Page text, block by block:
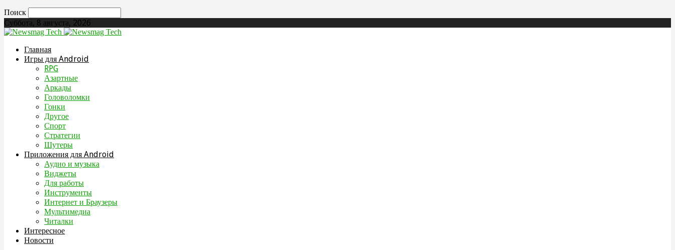
Поиск
Суббота, 8 августа, 2026
Главная
Игры для Android
RPG
Азартные
Аркады
Головоломки
Гонки
Другое
Спорт
Стратегии
Шутеры
Приложения для Android
Аудио и музыка
Виджеты
Для работы
Инструменты
Интернет и Браузеры
Мультимедиа
Читалки
Интересное
Новости